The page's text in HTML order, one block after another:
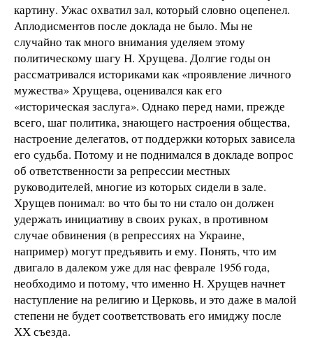
картину. Ужас охватил зал, который словно оцепенел.
Аплодисментов после доклада не было. Мы не
случайно так много внимания уделяем этому
политическому шагу Н. Хрущева. Долгие годы он
рассматривался историками как «проявление личного
мужества» Хрущева, оценивался как его
«историческая заслуга». Однако перед нами, прежде
всего, шаг политика, знающего настроения общества,
настроение делегатов, от поддержки которых зависела
его судьба. Потому и не поднимался в докладе вопрос
об ответственности за репрессии местных
руководителей, многие из которых сидели в зале.
Хрущев понимал: во что бы то ни стало он должен
удержать инициативу в своих руках, в противном
случае обвинения (в репрессиях на Украине,
например) могут предъявить и ему. Понять, что им
двигало в далеком уже для нас феврале 1956 года,
необходимо и потому, что именно Н. Хрущев начнет
наступление на религию и Церковь, и это даже в малой
степени не будет соответствовать его имиджу после
ХХ съезда.